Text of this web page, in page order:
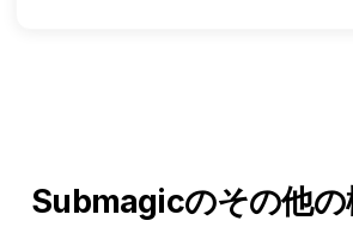
Submagicのその他の